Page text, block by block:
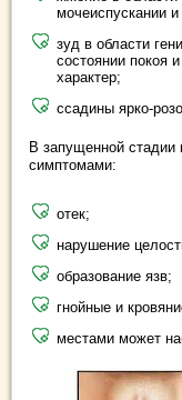
мочеиспускании
зуд в области
состоянии покоя
характер;
ссадины ярко-
В запущенной стадии
симптомами:
отек;
нарушение
образование язв;
гнойные и
местами может